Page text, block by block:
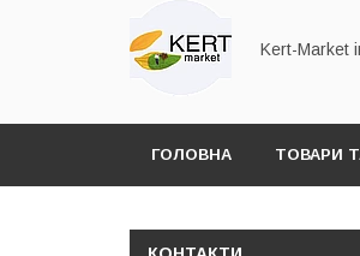
Kert-Market
ГОЛОВНА ТОВАРИ